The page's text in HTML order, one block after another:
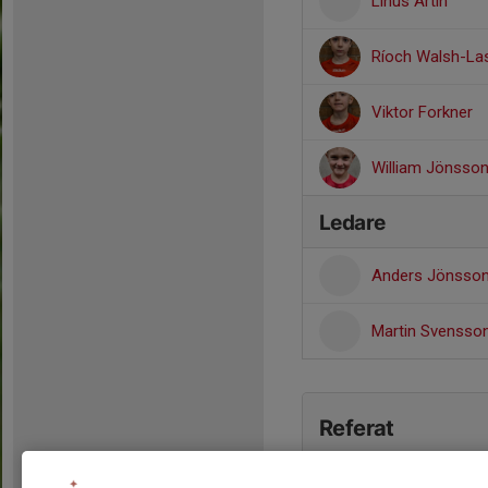
Ríoch Walsh-
Viktor Forkner
William Jönsson
Ledare
Anders Jönsson
Martin
Referat